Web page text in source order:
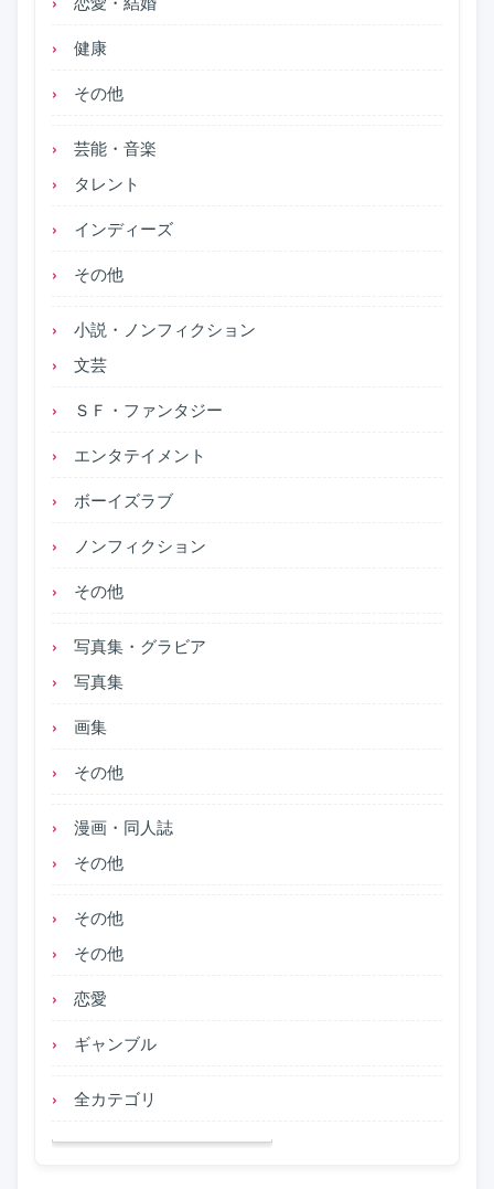
健康
その他
芸能・音楽
タレント
インディーズ
その他
小説・ノンフィクション
文芸
ＳＦ・ファンタジー
エンタテイメント
ボーイズラブ
ノンフィクション
その他
写真集・グラビア
写真集
画集
その他
漫画・同人誌
その他
その他
その他
恋愛
ギャンブル
全カテゴリ